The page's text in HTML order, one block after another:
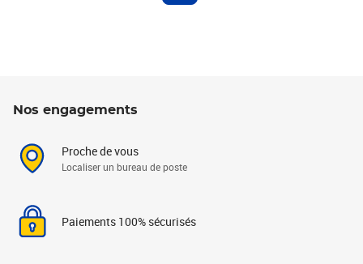
Nos engagements
Proche de vous
Localiser un bureau de poste
Paiements 100% sécurisés